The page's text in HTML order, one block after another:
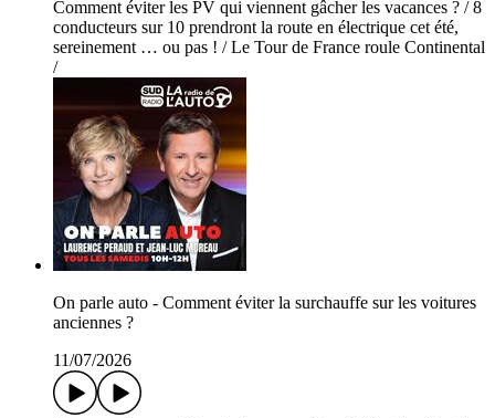
Comment éviter les PV qui viennent gâcher les vacances ? / 8
conducteurs sur 10 prendront la route en électrique cet été,
sereinement … ou pas ! / Le Tour de France roule Continental
/
On parle auto - Comment éviter la surchauffe sur les voitures
anciennes ?
11/07/2026